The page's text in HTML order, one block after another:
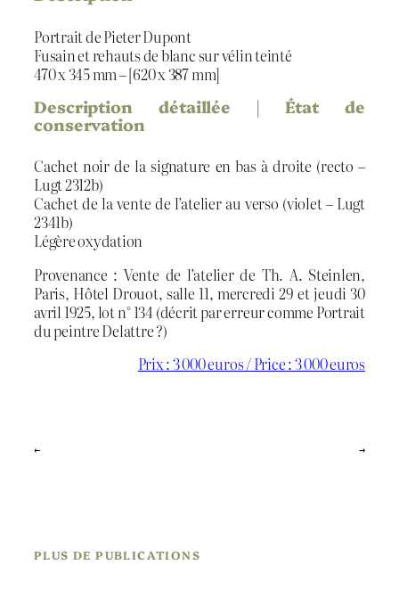
Portrait de Pieter Dupont
Fusain et rehauts de blanc sur vélin teinté
470 x 345 mm – [620 x 387 mm]
Description détaillée | État de
conservation
Cachet noir de la signature en bas à droite (recto –
Lugt 2312b)
Cachet de la vente de l’atelier au verso (violet – Lugt
2341b)
Légère oxydation
Provenance : Vente de l’atelier de Th. A. Steinlen,
Paris, Hôtel Drouot, salle 11, mercredi 29 et jeudi 30
avril 1925, lot n° 134 (décrit par erreur comme Portrait
du peintre Delattre ?)
Prix : 3 000 euros / Price : 3 000 euros
← →
PLUS DE PUBLICATIONS